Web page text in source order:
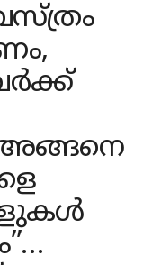
അങ്ങനെ